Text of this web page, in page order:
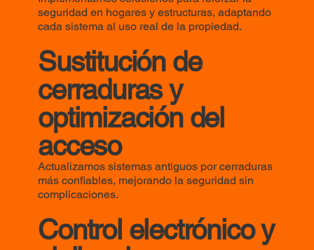
seguridad en hogares y estructuras, adaptando
cada sistema al uso real de la propiedad.
Sustitución de
cerraduras y
optimización del
acceso
Actualizamos sistemas antiguos por cerraduras
más confiables, mejorando la seguridad sin
complicaciones.
Control electrónico y